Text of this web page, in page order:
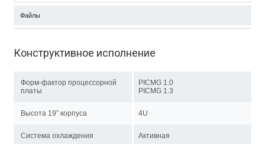
Файлы
Конструктивное исполнение
Форм-фактор процессорной
платы
PICMG 1.0
PICMG 1.3
Высота 19” корпуса 4U
Система охлаждения Активная